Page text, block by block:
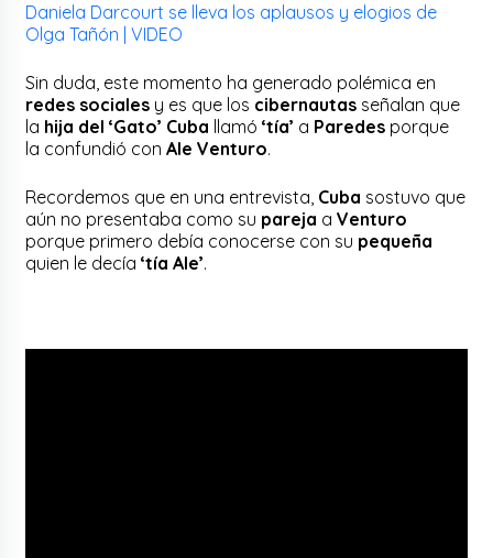
Daniela Darcourt se lleva los aplausos y elogios de
Olga Tañón | VIDEO
Sin duda, este momento ha generado polémica en
redes sociales y es que los cibernautas señalan que
la hija del ‘Gato’ Cuba llamó‘tía’ a Paredes porque
la confundió conAle Venturo.
Recordemos que en una entrevista, Cuba sostuvo que
aún no presentaba como su pareja aVenturo
porque primero debía conocerse con su pequeña
quien le decía‘tía Ale’.